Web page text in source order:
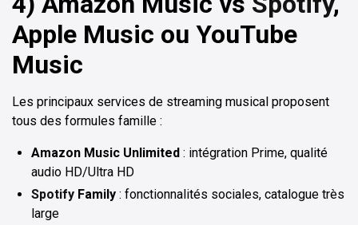
Apple Music ou YouTube
Music
Les principaux services de streaming musical proposent
tous des formules famille :
Amazon Music Unlimited : intégration Prime, qualité
audio HD/Ultra HD
Spotify Family : fonctionnalités sociales, catalogue très
large